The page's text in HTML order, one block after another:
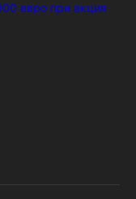
евро при акция